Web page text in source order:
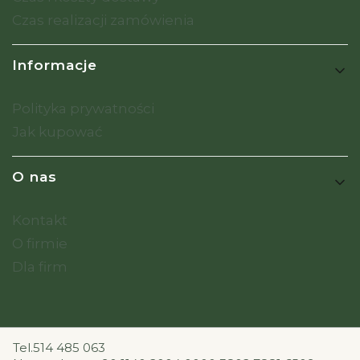
Czas realizacji zamówienia
Informacje
Polityka prywatności
Jak kupować
O nas
Kontakt
O firmie
Dla firm
Tel.514 485 063